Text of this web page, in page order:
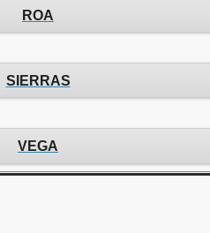
ROA
SIERRAS
VEGA